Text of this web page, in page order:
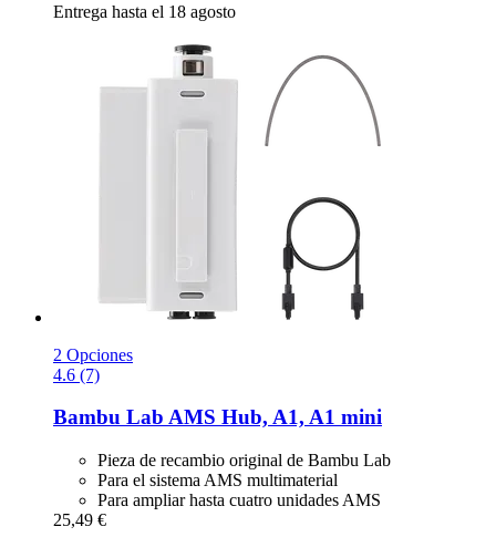
Entrega hasta el 18 agosto
2 Opciones
4.6 (7)
Bambu Lab AMS Hub, A1, A1 mini
Pieza de recambio original de Bambu Lab
Para el sistema AMS multimaterial
Para ampliar hasta cuatro unidades AMS
25,49 €